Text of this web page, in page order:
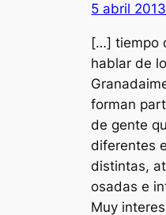
5 abril 2013
[…] tiempo
hablar de
forman
de gente
diferentes
distintas,
osadas e
Muy